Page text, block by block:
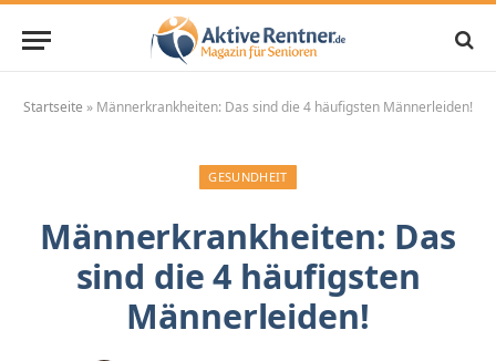
Startseite » Männerkrankheiten: Das sind die 4 häufigsten Männerleiden!
GESUNDHEIT
Männerkrankheiten: Das
sind die 4 häufigsten
Männerleiden!